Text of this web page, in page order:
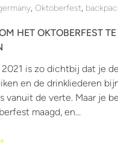
, Oktoberfest,
HET OKTOBERFEST TE
is zo dichtbij dat je
en de drinkliederen
vanuit de verte. Maar je
maagd, en…